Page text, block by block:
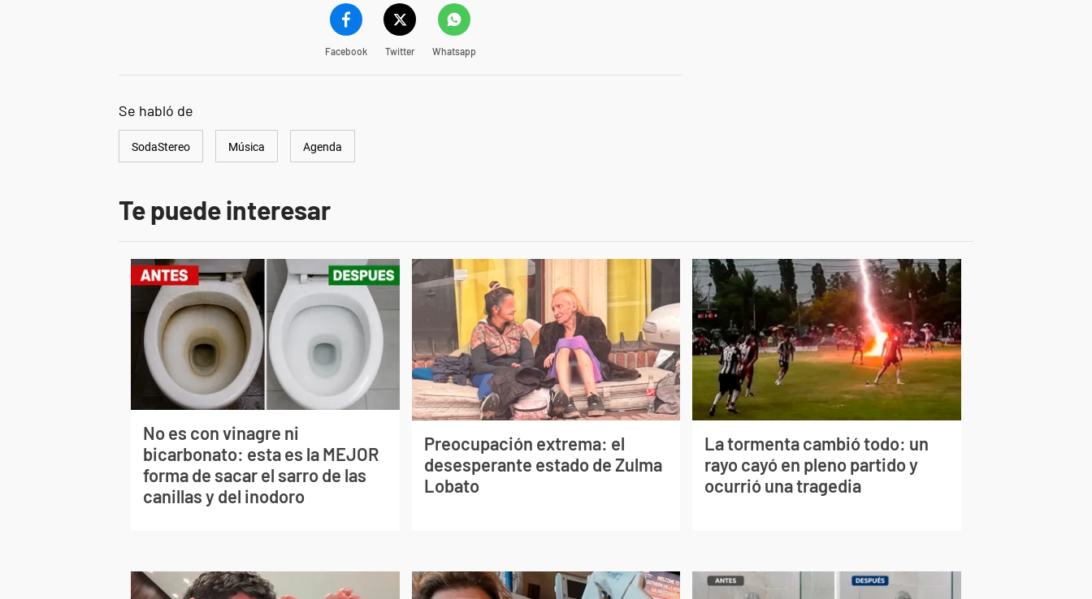
Facebook Twitter Whatsapp
Se habló de
SodaStereo Música Agenda
Te puede interesar
No es con vinagre ni
bicarbonato: esta es la MEJOR
forma de sacar el sarro de las
canillas y del inodoro
Preocupación extrema: el
desesperante estado de Zulma
Lobato
La tormenta cambió todo: un
rayo cayó en pleno partido y
ocurrió una tragedia